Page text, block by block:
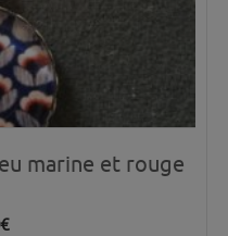
marine et rouge
€